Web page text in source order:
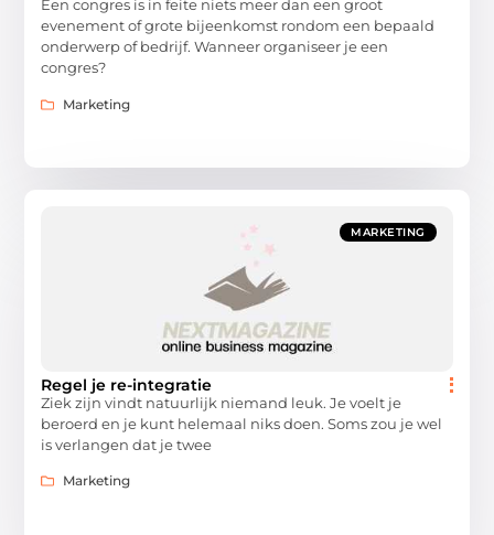
Een congres is in feite niets meer dan een groot
evenement of grote bijeenkomst rondom een bepaald
onderwerp of bedrijf. Wanneer organiseer je een
congres?
Marketing
MARKETING
Regel je re-integratie
Ziek zijn vindt natuurlijk niemand leuk. Je voelt je
beroerd en je kunt helemaal niks doen. Soms zou je wel
is verlangen dat je twee
Marketing